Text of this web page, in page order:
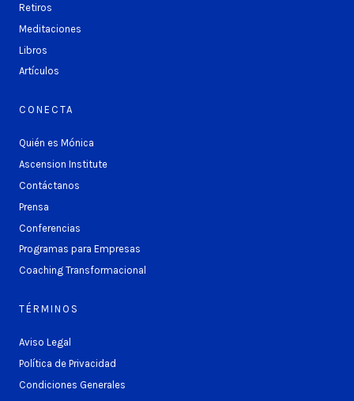
Retiros
Meditaciones
Libros
Artículos
CONECTA
Quién es Mónica
Ascension Institute
Contáctanos
Prensa
Conferencias
Programas para Empresas
Coaching Transformacional
TÉRMINOS
Aviso Legal
Política de Privacidad
Condiciones Generales